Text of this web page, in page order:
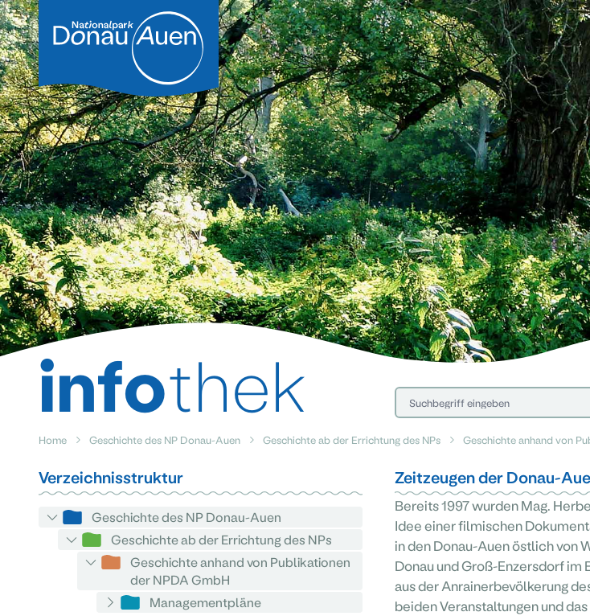
infothek
Home Geschichte des NP Donau-Auen Geschichte ab der Errichtung des NPs Geschichte anhand von
Verzeichnisstruktur
Geschichte des NP Donau-Auen
Geschichte ab der Errichtung des NPs
Geschichte anhand von Publikationen
der NPDA GmbH
Managementpläne
Zeitzeugen der Donau-
Bereits 1997 wurden Mag.
Idee einer filmischen
in den Donau-Auen östlich von
Donau und Groß-Enzersdorf
aus der Anrainerbevölkerung
beiden Veranstaltungen und